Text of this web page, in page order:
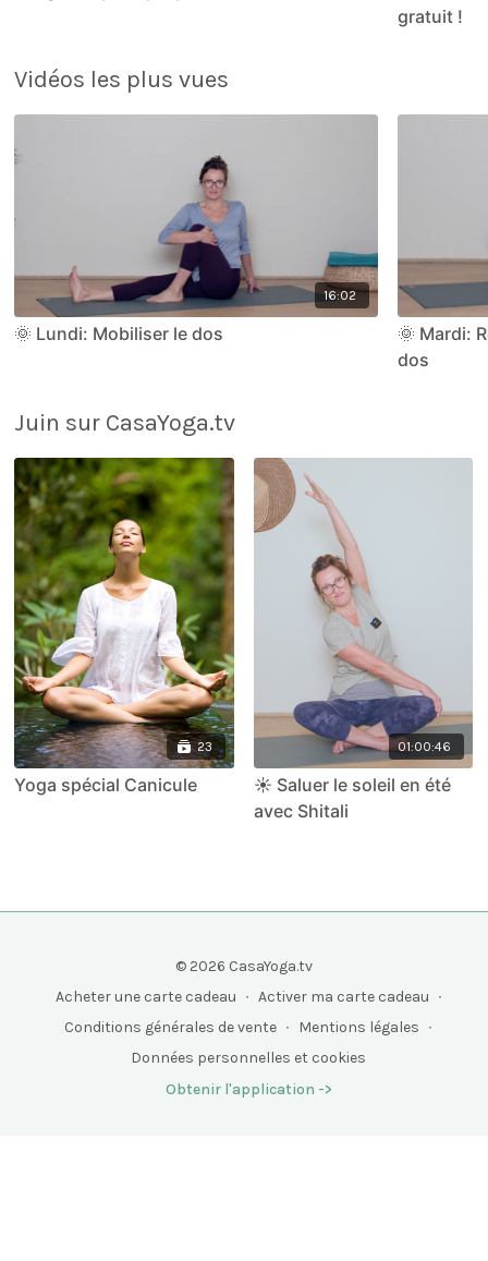
gratuit !
Vidéos les plus vues
16:02
🌞 Lundi: Mobiliser le dos
🌞 Mardi:
dos
Juin sur CasaYoga.tv
23
Yoga spécial Canicule
01:00:46
☀️ Saluer le soleil en été
avec Shitali
© 2026 CasaYoga.tv
Acheter une carte cadeau ∙ Activer ma carte cadeau ∙
Conditions générales de vente ∙ Mentions légales ∙
Données personnelles et cookies
Obtenir l'application ->